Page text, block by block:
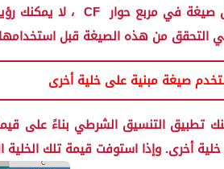
صيغة في مربع حوار CF ، لا يمكنك
التحقق من هذه الصيغة قبل
تطبيق التنسيق الشرطي بناءً على
أخرى. وإذا استوفت قيمة تلك